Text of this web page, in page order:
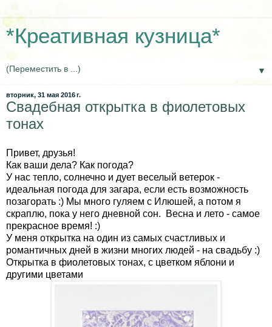
*Креативная кузница*
▼
вторник, 31 мая 2016 г.
Свадебная открытка в фиолетовых
тонах
Привет, друзья!
Как ваши дела? Как погода?
У нас тепло, солнечно и дует веселый ветерок -
идеальная погода для загара, если есть возможность
позагорать :) Мы много гуляем с Илюшей, а потом я
скраплю, пока у него дневной сон. Весна и лето - самое
прекрасное время! :)
У меня открытка на один из самых счастливых и
романтичных дней в жизни многих людей - на свадьбу :)
Открытка в фиолетовых тонах, с цветком яблони и
другими цветами